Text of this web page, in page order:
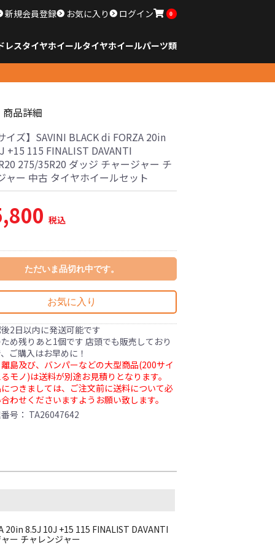
新規会員登録 お気に入り ログイン 0
レスタイヤホイールタイヤホイールパーツ類
商品詳細
イズ】SAVINI BLACK di FORZA 20in
+15 115 FINALIST DAVANTI
275/35R20 ダッジ チャージャー チ
ャー 中古 タイヤホイールセット
税込
ただいま品切れ中です。
お気に入り
2日以内に発送可能です
め残りあと1個です 店頭でも販売しており
ご購入はお早めに！
島及び、バンパーなどの大型商品(200サイ
モノ)は送料が別途お見積りとなります。
つきましては、ご注文前に送料について必
わせくださいますようお願い致します。
号： TA26047642
20in 8.5J 10J +15 115 FINALIST DAVANTI
ー チャレンジャー